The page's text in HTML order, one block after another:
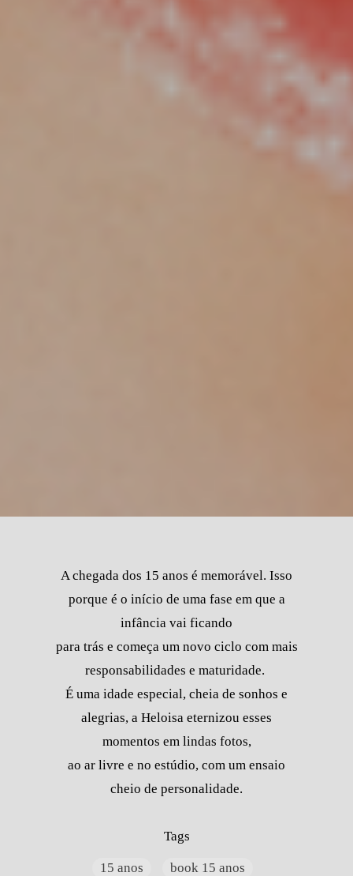
A chegada dos 15 anos é memorável. Isso
porque é o início de uma fase em que a
infância vai ficando
para trás e começa um novo ciclo com mais
responsabilidades e maturidade.
É uma idade especial, cheia de sonhos e
alegrias, a Heloisa eternizou esses
momentos em lindas fotos,
ao ar livre e no estúdio, com um ensaio
cheio de personalidade.
Tags
15 anos
book 15 anos